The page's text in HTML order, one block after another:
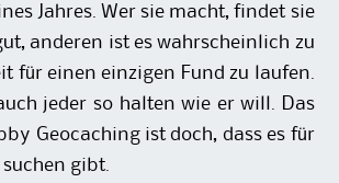
Jahres. Wer sie macht, findet sie
anderen ist es wahrscheinlich zu
für einen einzigen Fund zu laufen.
jeder so halten wie er will. Das
Geocaching ist doch, dass es für
gibt.